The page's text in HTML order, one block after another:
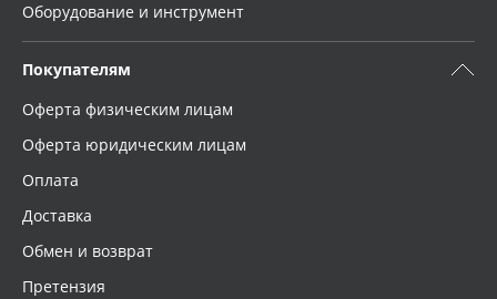
Оборудование и инструмент
Покупателям
Оферта физическим лицам
Оферта юридическим лицам
Оплата
Доставка
Обмен и возврат
Претензия